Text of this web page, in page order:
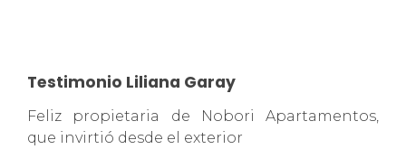
Testimonio Liliana Garay
Feliz propietaria de Nobori Apartamentos,
que invirtió desde el exterior